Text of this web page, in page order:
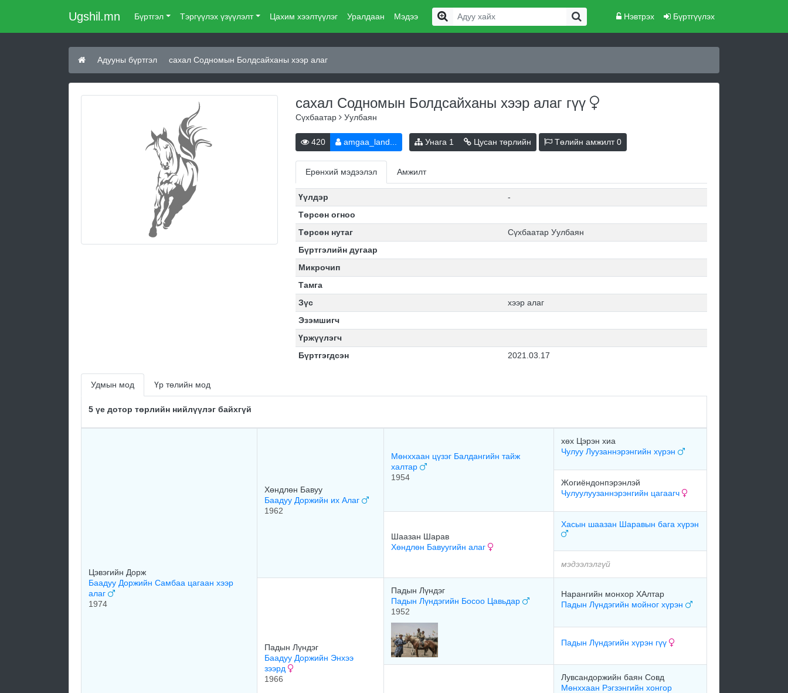
Ugshil.mn Бүртгэл Тэргүүлэх үзүүлэлт Цахим хээлтүүлэг Уралдаан Мэдээ Нэвтрэх Бүртгүүлэх
Адууны бүртгэл сахал Содномын Болдсайханы хээр алаг
сахал Содномын Болдсайханы хээр алаг гүү
Сүхбаатар Уулбаян
420 amgaa_land... Унага 1 Цусан төрлийн Төлийн амжилт0
Ерөнхий мэдээлэл Амжилт
Үүлдэр
-
Төрсөн огноо
Төрсөн нутаг
Сүхбаатар Уулбаян
Бүртгэлийн дугаар
Микрочип
Тамга
Зүс
хээр алаг
Эзэмшигч
Үржүүлэгч
Бүртгэгдсэн
2021.03.17
Удмын мод Үр төлийн мод
5 үе дотор төрлийн нийлүүлэг байхгүй
Цэвэгийн Дорж
Баадуу Доржийн Самбаа цагаан хээр
алаг
1974
Хөндлөн Бавуу
Баадуу Доржийн их Алаг
1962
Мөнххаан цүзэг Балдангийн тайж
халтар
1954
хөх Цэрэн хиа
Чулуу Луузаннэрэнгийн хүрэн
Жогиёндонпэрэнлэй
Чулуулуузаннэрэнгийн цагаагч
Шаазан Шарав
Хөндлөн Бавуугийн алаг
Хасын шаазан Шаравын бага хүрэн
мэдээлэлгүй
Падын Лүндэг
Баадуу Доржийн Энхээ
зээрд
1966
Падын Лүндэг
Падын Лүндэгийн Босоо Цавьдар
1952
Нарангийн монхор ХАлтар
Падын Лүндэгийн мойног хүрэн
Падын Лүндэгийн хүрэн гүү
Лувсандоржийн баян Совд
Мөнххаан Рэгзэнгийн хонгор